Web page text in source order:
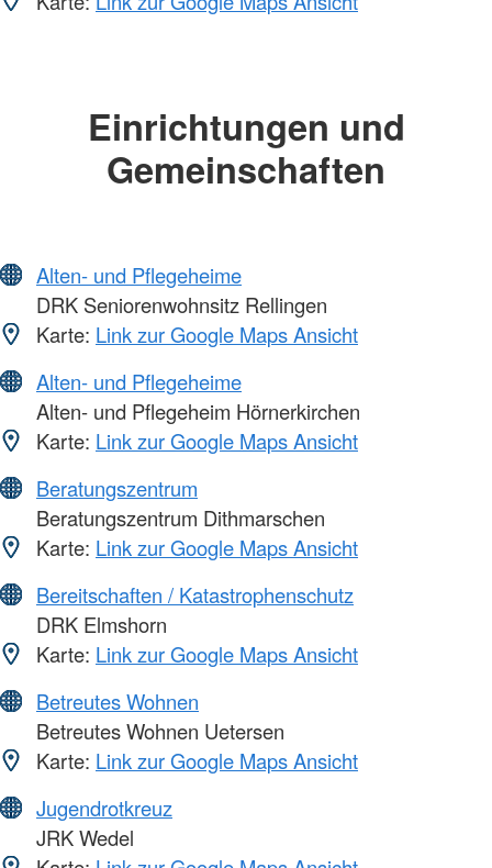
Einrichtungen und
Gemeinschaften
Alten- und Pflegeheime
DRK Seniorenwohnsitz Rellingen
Karte: Link zur Google Maps Ansicht
Alten- und Pflegeheime
Alten- und Pflegeheim Hörnerkirchen
Karte: Link zur Google Maps Ansicht
Beratungszentrum
Beratungszentrum Dithmarschen
Karte: Link zur Google Maps Ansicht
Bereitschaften / Katastrophenschutz
DRK Elmshorn
Karte: Link zur Google Maps Ansicht
Betreutes Wohnen
Betreutes Wohnen Uetersen
Karte: Link zur Google Maps Ansicht
Jugendrotkreuz
JRK Wedel